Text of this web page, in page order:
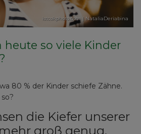
istcokphoto.com | NataliaDeriabina
heute so viele Kinder
80 % der Kinder schiefe Zähne.
die Kiefer unserer
groß genug,